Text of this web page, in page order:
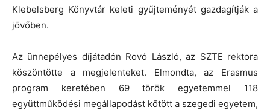
Klebelsberg Könyvtár keleti gyűjteményét gazdagítják a
jövőben.
Az ünnepélyes díjátadón Rovó László, az SZTE rektora
köszöntötte a megjelenteket. Elmondta, az Erasmus
program keretében 69 török egyetemmel 118
együttműködési megállapodást kötött a szegedi egyetem,